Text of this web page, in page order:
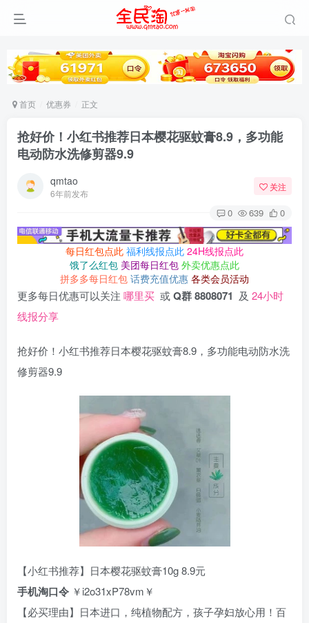
首页 优惠券 正文
抢好价！小红书推荐日本樱花驱蚊膏8.9，多功能
电动防水洗修剪器9.9
qmtao
6年前发布
关注
0 639 0
每日红包点此 福利线报点此 24H线报点此
饿了么红包 美团每日红包 外卖优惠点此
拼多多每日红包 话费充值优惠 各类会员活动
更多每日优惠可以关注 哪里买 或Q群 8808071 及 24小时
线报分享
抢好价！小红书推荐日本樱花驱蚊膏8.9，多功能电动防水洗
修剪器9.9
【小红书推荐】日本樱花驱蚊膏10g 8.9元
手机淘口令 ￥i2o31xP78vm￥
【必买理由】日本进口，纯植物配方，孩子孕妇放心用！百